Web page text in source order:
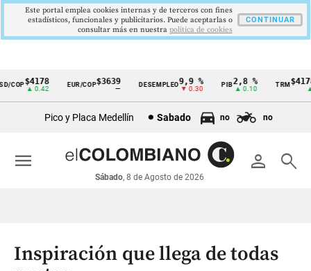
Cintillo
económicos
Colombia
$4178
▲ 0.42
EUR/COP$3639 DESEMPLEO 9,9 %
▼ 0.30
PIB2,8 %
▲ 0.10
TRM
▲
Pico y Placa Medellín Sabado no no
person search
Sábado, 8 de Agosto de 2026
menu
Inspiración que llega de todas
Este portal emplea cookies internas y de terceros con fines
estadísticos, funcionales y publicitarios. Puede aceptarlas o
consultar más en nuestra politica de cookies
CONTINUAR